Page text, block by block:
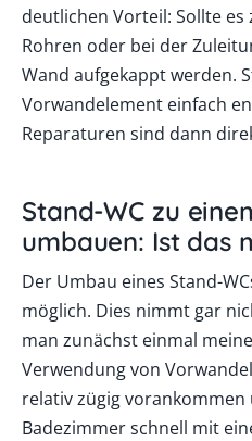
deutlichen Vorteil: Sollte es
Rohren oder bei der
Wand aufgekappt werden.
Vorwandelement einfach
Reparaturen sind dann
Stand-WC zu
umbauen: Ist das
Der Umbau eines Stand-
möglich. Dies nimmt gar
man zunächst einmal
Verwendung von
relativ zügig
Badezimmer schnell mit